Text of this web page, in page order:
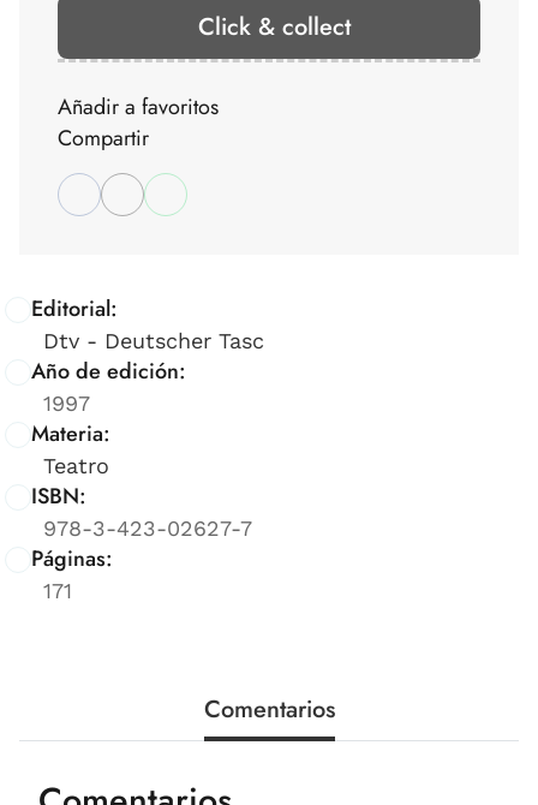
Editorial:
Dtv - Deutscher Tasc
Año de edición:
1997
Materia:
Teatro
ISBN:
978-3-423-02627-7
Páginas:
171
Click & collect
Añadir a favoritos
Compartir
Comentarios